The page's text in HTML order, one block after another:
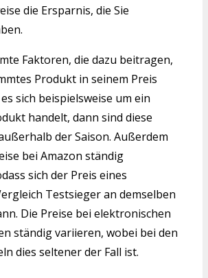
die Ersparnis, die Sie
Faktoren, die dazu beitragen,
Produkt in seinem Preis
sich beispielsweise um ein
handelt, dann sind diese
der Saison. Außerdem
bei Amazon ständig
sich der Preis eines
Testsieger an demselben
Die Preise bei elektronischen
ständig variieren, wobei bei den
dies seltener der Fall ist.